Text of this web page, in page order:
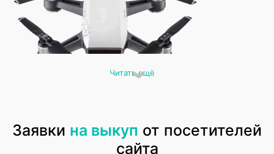
отметить DJI (включая модели DJI Mini, DJI Air 2S, DJI Phantom),
а также других производителей, таких как Hubsan, Parrot и
Autel. Скупка квадрокоптеров с камерами может быть
Читать ещё
Заявки на выкуп от посетителей
сайта